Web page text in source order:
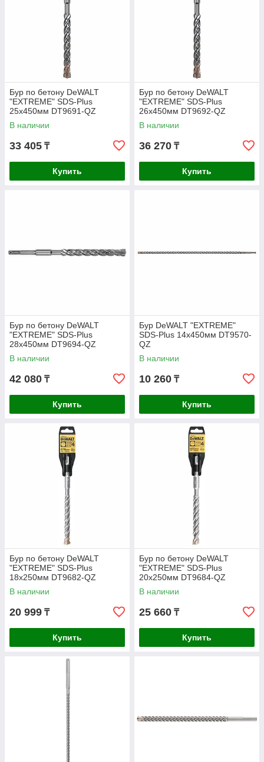
Бур по бетону DeWALT
"EXTREME" SDS-Plus
25х450мм DT9691-QZ
В наличии
33 405 ₸
Купить
Бур по бетону DeWALT
"EXTREME" SDS-Plus
26х450мм DT9692-QZ
В наличии
36 270 ₸
Купить
Бур по бетону DeWALT
"EXTREME" SDS-Plus
28х450мм DT9694-QZ
В наличии
42 080 ₸
Купить
Бур DeWALT "EXTREME"
SDS-Plus 14х450мм DT9570-
QZ
В наличии
10 260 ₸
Купить
Бур по бетону DeWALT
"EXTREME" SDS-Plus
18х250мм DT9682-QZ
В наличии
20 999 ₸
Купить
Бур по бетону DeWALT
"EXTREME" SDS-Plus
20х250мм DT9684-QZ
В наличии
25 660 ₸
Купить